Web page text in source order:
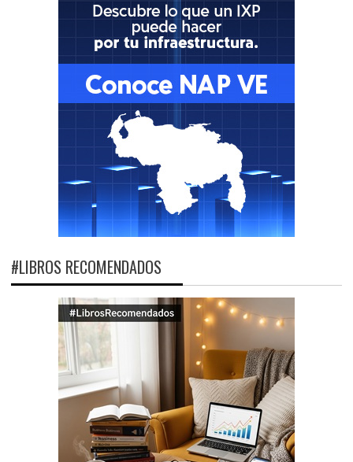
#LIBROS RECOMENDADOS